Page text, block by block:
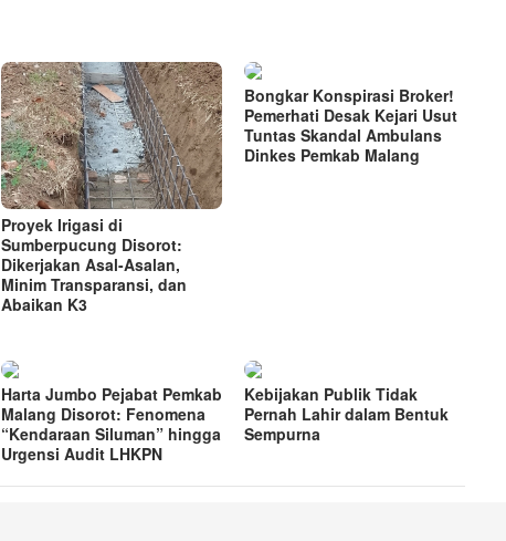
Proyek Irigasi di
Sumberpucung Disorot:
Dikerjakan Asal-Asalan,
Minim Transparansi, dan
Abaikan K3
Bongkar Konspirasi Broker!
Pemerhati Desak Kejari Usut
Tuntas Skandal Ambulans
Dinkes Pemkab Malang
Harta Jumbo Pejabat Pemkab
Malang Disorot: Fenomena
“Kendaraan Siluman” hingga
Urgensi Audit LHKPN
Kebijakan Publik Tidak
Pernah Lahir dalam Bentuk
Sempurna